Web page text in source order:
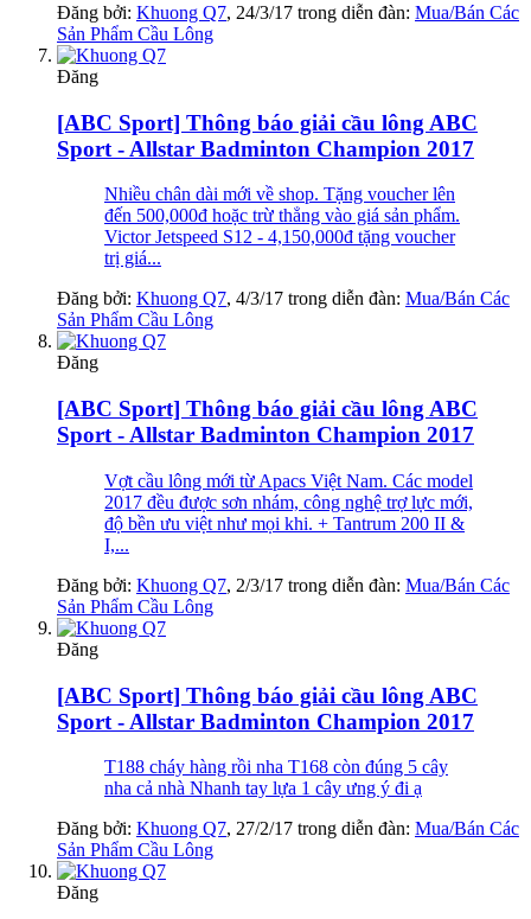
Đăng bởi: Khuong Q7, 24/3/17 trong diễn đàn: Mua/Bán Các
Sản Phẩm Cầu Lông
Đăng
[ABC Sport] Thông báo giải cầu lông ABC
Sport - Allstar Badminton Champion 2017
Nhiều chân dài mới về shop. Tặng voucher lên
đến 500,000đ hoặc trừ thẳng vào giá sản phẩm.
Victor Jetspeed S12 - 4,150,000đ tặng voucher
trị giá...
Đăng bởi: Khuong Q7, 4/3/17 trong diễn đàn: Mua/Bán Các
Sản Phẩm Cầu Lông
Đăng
[ABC Sport] Thông báo giải cầu lông ABC
Sport - Allstar Badminton Champion 2017
Vợt cầu lông mới từ Apacs Việt Nam. Các model
2017 đều được sơn nhám, công nghệ trợ lực mới,
độ bền ưu việt như mọi khi. + Tantrum 200 II &
I,...
Đăng bởi: Khuong Q7, 2/3/17 trong diễn đàn: Mua/Bán Các
Sản Phẩm Cầu Lông
Đăng
[ABC Sport] Thông báo giải cầu lông ABC
Sport - Allstar Badminton Champion 2017
T188 cháy hàng rồi nha T168 còn đúng 5 cây
nha cả nhà Nhanh tay lựa 1 cây ưng ý đi ạ
Đăng bởi: Khuong Q7, 27/2/17 trong diễn đàn: Mua/Bán Các
Sản Phẩm Cầu Lông
Đăng